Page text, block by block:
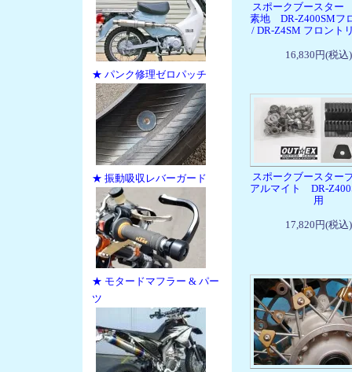
★ パンク修理ゼロパッチ
★ 振動吸収レバーガード
★ モタードマフラー & パー
ツ
スポークブースター
素地 DR-Z400SMフ
/ DR-Z4SM フロント
16,830円(税込)
スポークブースター
アルマイト DR-
用
17,820円(税込)